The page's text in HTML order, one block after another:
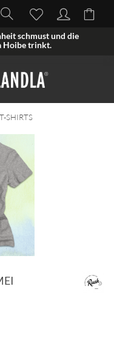
schmust und die
Hoibe trinkt.
T-SHIRTS